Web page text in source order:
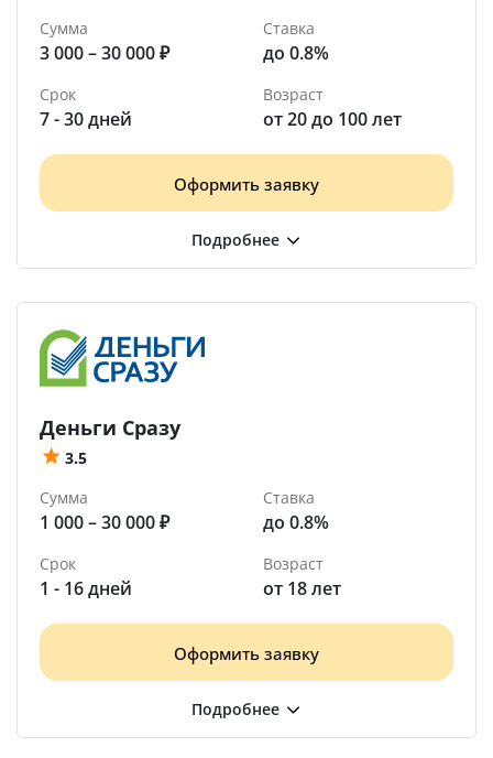
Сумма
3 000 – 30 000 ₽
Ставка
до 0.8%
Срок
7 - 30 дней
Возраст
от 20 до 100 лет
Оформить заявку
Деньги Сразу
3.5
Сумма
1 000 – 30 000 ₽
Ставка
до 0.8%
Срок
1 - 16 дней
Возраст
от 18 лет
Оформить заявку